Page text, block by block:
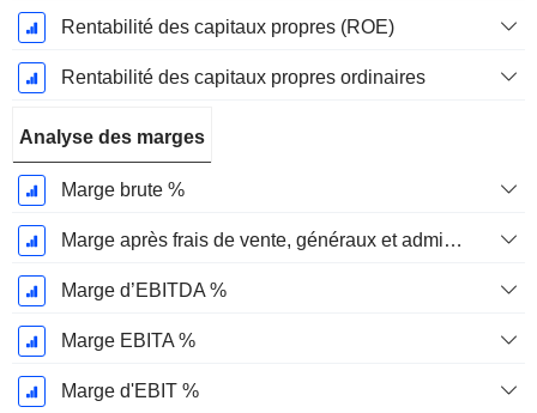
Rentabilité des capitaux propres (ROE)
Rentabilité des capitaux propres ordinaires
Analyse des marges
Marge brute %
Marge après frais de vente, généraux et administratifs %
Marge d’EBITDA %
Marge EBITA %
Marge d'EBIT %